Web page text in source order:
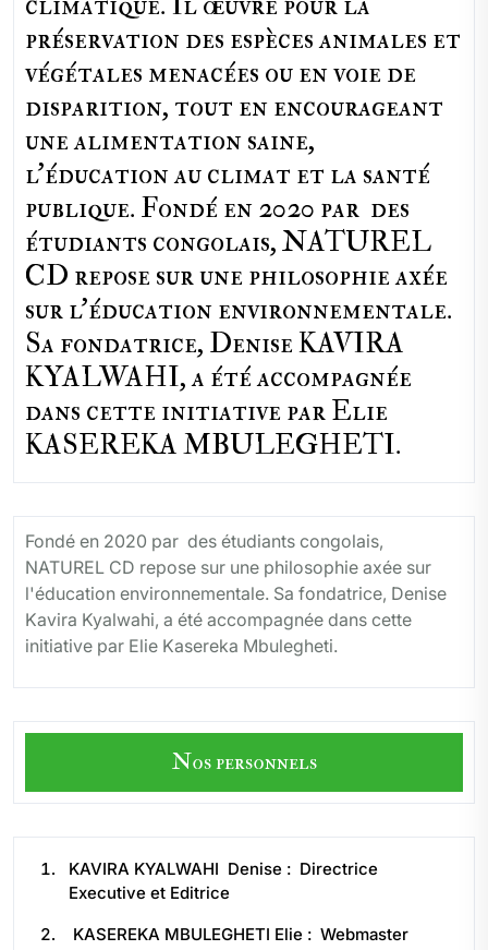
préservation des espèces animales et
végétales menacées ou en voie de
disparition, tout en encourageant
une alimentation saine,
l'éducation au climat et la santé
publique. Fondé en 2020 par des
étudiants congolais, NATUREL
CD repose sur une philosophie axée
sur l'éducation environnementale.
Sa fondatrice, Denise KAVIRA
KYALWAHI, a été accompagnée
dans cette initiative par Elie
KASEREKA MBULEGHETI.
Fondé en 2020 par des étudiants congolais,
NATUREL CD repose sur une philosophie axée sur
l'éducation environnementale. Sa fondatrice, Denise
Kavira Kyalwahi, a été accompagnée dans cette
initiative par Elie Kasereka Mbulegheti.
Nos personnels
KAVIRA KYALWAHI Denise : Directrice
Executive et Editrice
KASEREKA MBULEGHETI Elie : Webmaster